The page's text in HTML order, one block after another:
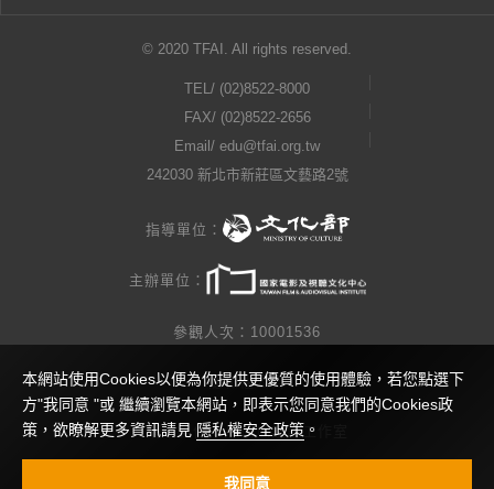
© 2020 TFAI. All rights reserved.
TEL/ (02)8522-8000
FAX/ (02)8522-2656
Email/ edu@tfai.org.tw
242030 新北市新莊區文藝路2號
指導單位：
主辦單位：
參觀人次：10001536
隱私權公告
網站製作 / 瓜口瓜設計工作室
視覺設計 / 查理小姐工作室
本網站使用Cookies以便為你提供更優質的使用體驗，若您點選下
方"我同意 "或 繼續瀏覽本網站，即表示您同意我們的Cookies政
策，欲瞭解更多資訊請見 隱私權安全政策 。
我同意